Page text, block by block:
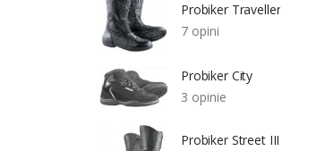
Probiker Traveller
7 opini
Probiker City
3 opinie
Probiker Street III